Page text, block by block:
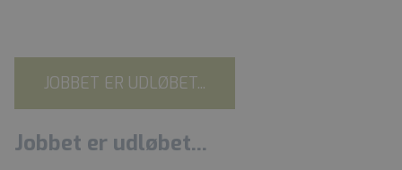
JOBBET ER UDLØBET...
Jobbet er udløbet...